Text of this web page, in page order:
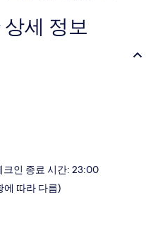
세 정보
크인 종료 시간: 23:00
에 따라 다름)